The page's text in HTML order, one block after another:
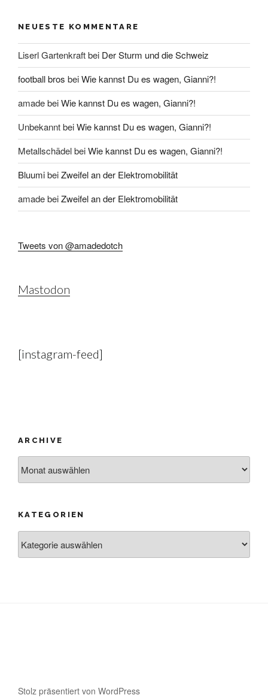
NEUESTE KOMMENTARE
Liserl Gartenkraftbei Der Sturm und die Schweiz
football bros beiWie kannst Du es wagen, Gianni?!
amadebeiWie kannst Du es wagen, Gianni?!
UnbekanntbeiWie kannst Du es wagen, Gianni?!
MetallschädelbeiWie kannst Du es wagen, Gianni?!
BluumibeiZweifel an der Elektromobilität
amadebeiZweifel an der Elektromobilität
Tweets von @amadedotch
Mastodon
[instagram-feed]
ARCHIVE
KATEGORIEN
Stolz präsentiert von WordPress